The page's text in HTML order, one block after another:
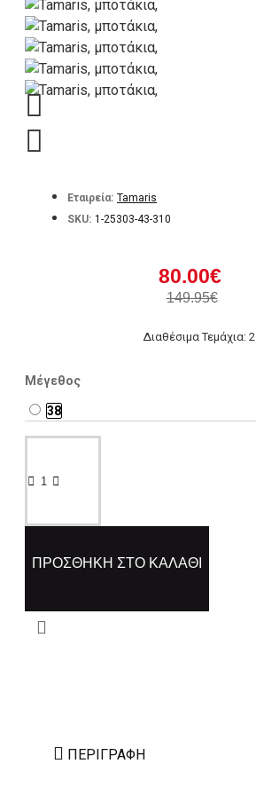
Εταιρεία: Tamaris
SKU: 1-25303-43-310
80.00€
149.95€
Διαθέσιμα Τεμάχια: 2
Μέγεθος
38
ΠΡΟΣΘΉΚΗ ΣΤΟ ΚΑΛΆΘΙ
ΠΕΡΙΓΡΑΦΉ